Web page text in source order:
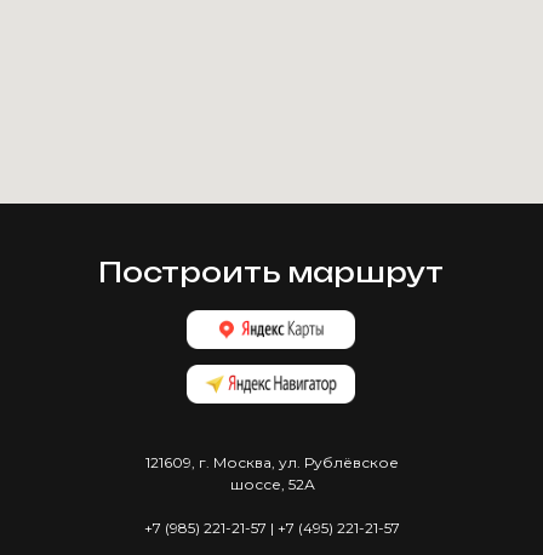
121609, г. Москва, ул. Рублёвское
шоссе, 52А
+7 (985) 221-21-57 | +7 (495) 221-21-57
Построить маршрут